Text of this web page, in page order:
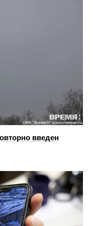
введен